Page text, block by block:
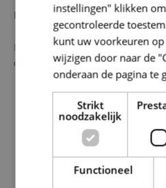
Praktisch
Neem deel aan onze enquête door
deze link
instellingen" klikken
gecontroleerde
kunt uw voorkeuren
wijzigen door naar de
onderaan de pagina te
Strikt
noodzakelijk
Functioneel